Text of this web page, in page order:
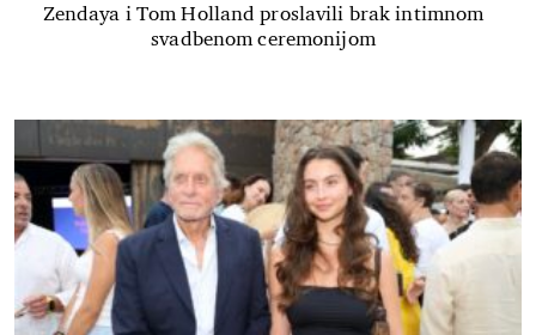
Zendaya i Tom Holland proslavili brak intimnom
svadbenom ceremonijom